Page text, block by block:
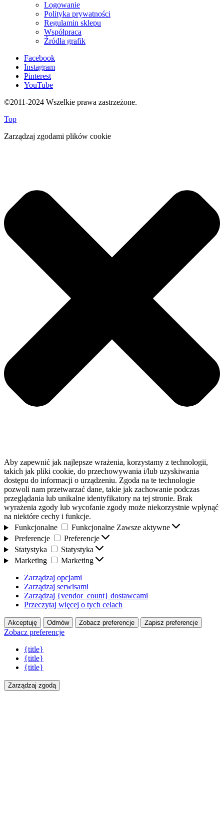
Logowanie
Polityka prywatności
Regulamin sklepu
Współpraca
Źródła grafik
Facebook
Instagram
Pinterest
YouTube
©2011-2024 Wszelkie prawa zastrzeżone.
Top
Zarządzaj zgodami plików cookie
Aby zapewnić jak najlepsze wrażenia, korzystamy z technologii,
takich jak pliki cookie, do przechowywania i/lub uzyskiwania
dostępu do informacji o urządzeniu. Zgoda na te technologie
pozwoli nam przetwarzać dane, takie jak zachowanie podczas
przeglądania lub unikalne identyfikatory na tej stronie. Brak
wyrażenia zgody lub wycofanie zgody może niekorzystnie wpłynąć
na niektóre cechy i funkcje.
Funkcjonalne
Funkcjonalne Zawsze aktywne
Preferencje
Preferencje
Statystyka
Statystyka
Marketing
Marketing
Zarządzaj opcjami
Zarządzaj serwisami
Zarządzaj {vendor_count} dostawcami
Przeczytaj więcej o tych celach
Akceptuję Odmów Zobacz preferencje Zapisz preferencje
Zobacz preferencje
{title}
{title}
{title}
Zarządzaj zgodą